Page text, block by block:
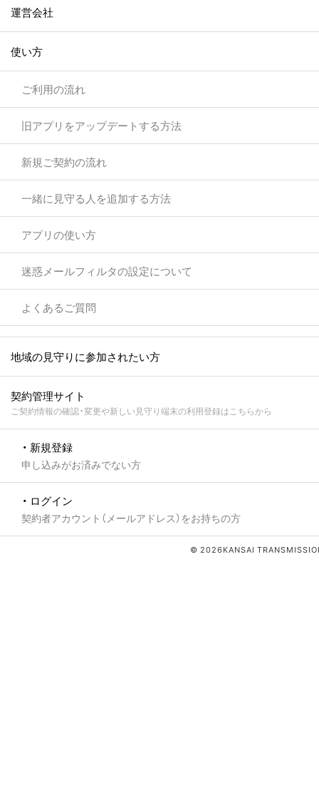
運営会社
使い方
ご利用の流れ
旧アプリをアップデートする方法
新規ご契約の流れ
一緒に見守る人を追加する方法
アプリの使い方
迷惑メールフィルタの設定について
よくあるご質問
地域の見守りに参加されたい方
契約管理サイト
ご契約情報の確認・変更や新しい見守り端末の利用登録はこちらから
・ 新規登録
申し込みがお済みでない方
・ ログイン
契約者アカウント（メールアドレス）をお持ちの方
© 2026KANSAI